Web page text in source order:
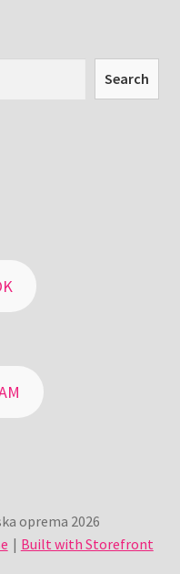
Search
oprema 2026
Built with Storefront